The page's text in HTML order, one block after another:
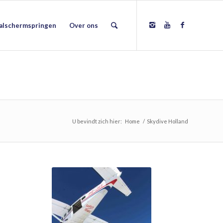
Over ons
U bevindt zich hier: Home / Skydive Holland